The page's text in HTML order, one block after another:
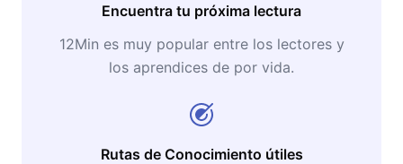
Encuentra tu próxima lectura
12Min es muy popular entre los lectores y
los aprendices de por vida.
Rutas de Conocimiento útiles